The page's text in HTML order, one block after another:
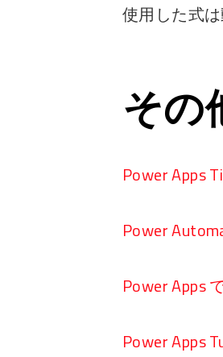
使用した式
その
Power Apps
Power
Power Apps
Power Apps